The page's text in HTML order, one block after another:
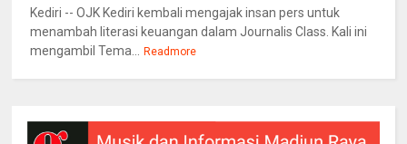
Kediri -- OJK Kediri kembali mengajak insan pers untuk
menambah literasi keuangan dalam Journalis Class. Kali ini
mengambil Tema...
Readmore